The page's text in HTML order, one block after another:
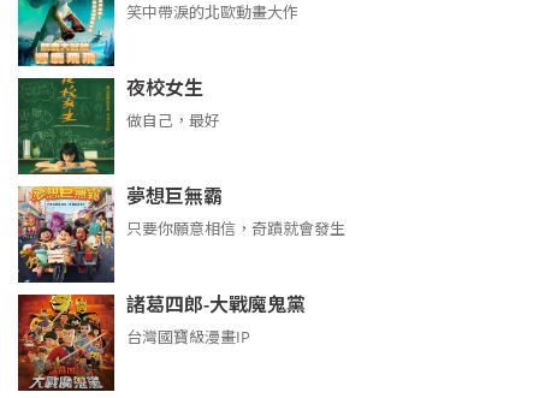
笑中帶淚的北歐動畫大作
夜校女生
做自己，最好
夢想巨無霸
只要你願意相信，奇蹟就會發生
諸葛四郎-大戰魔鬼黨
台灣國寶級漫畫IP